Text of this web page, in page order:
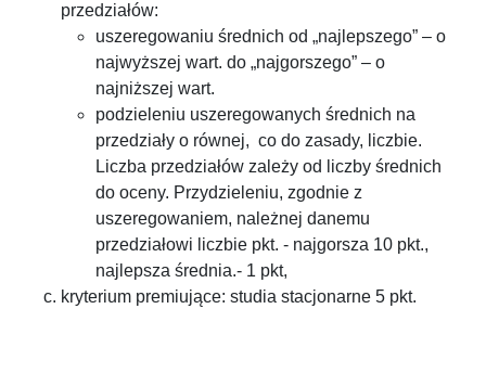
przedziałów:
uszeregowaniu średnich od „najlepszego” – o
najwyższej wart. do „najgorszego” – o
najniższej wart.
podzieleniu uszeregowanych średnich na
przedziały o równej, co do zasady, liczbie.
Liczba przedziałów zależy od liczby średnich
do oceny. Przydzieleniu, zgodnie z
uszeregowaniem, należnej danemu
przedziałowi liczbie pkt. - najgorsza 10 pkt.,
najlepsza średnia.- 1 pkt,
kryterium premiujące: studia stacjonarne 5 pkt.